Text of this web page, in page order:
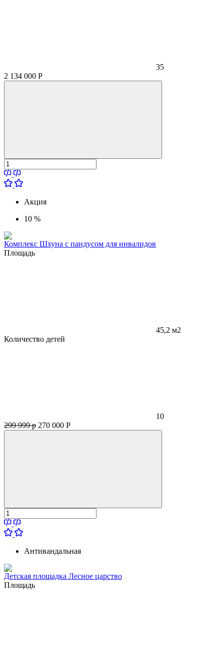
35
2 134 000 Р
Акция
10 %
Комплекс Шхуна с пандусом для инвалидов
Площадь
45,2 м2
Количество детей
10
299 999 р 270 000 Р
Антивандальная
Детская площадка Лесное царство
Площадь